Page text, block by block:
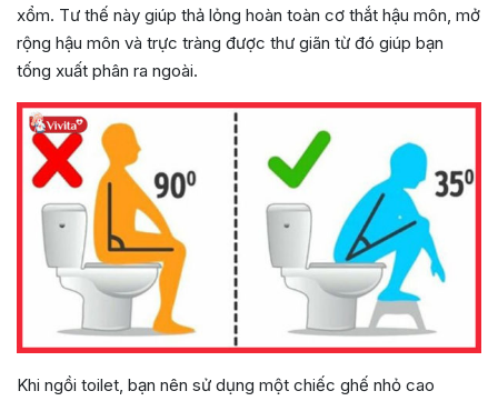
xổm. Tư thế này giúp thả lỏng hoàn toàn cơ thắt hậu môn, mở
rộng hậu môn và trực tràng được thư giãn từ đó giúp bạn
tống xuất phân ra ngoài.
Khi ngồi toilet, bạn nên sử dụng một chiếc ghế nhỏ cao